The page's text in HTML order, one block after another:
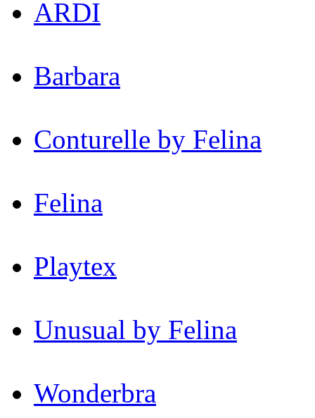
ARDI
Barbara
Conturelle by Felina
Felina
Playtex
Unusual by Felina
Wonderbra